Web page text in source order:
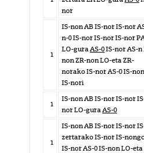
nor
1
IS-non AB IS-nor IS-nor
n-0 IS-nor IS-nor IS-nor
LO-guraAS-0IS-nor AS-n
non ZR-non LO-eta ZR-
norako IS-nor AS-0 IS-
IS-nori
1
IS-non AB IS-nor IS-nor
nor LO-guraAS-0
1
IS-non AB IS-nor IS-nor
zertarako IS-nor IS-
IS-nor AS-0 IS-non LO-eta